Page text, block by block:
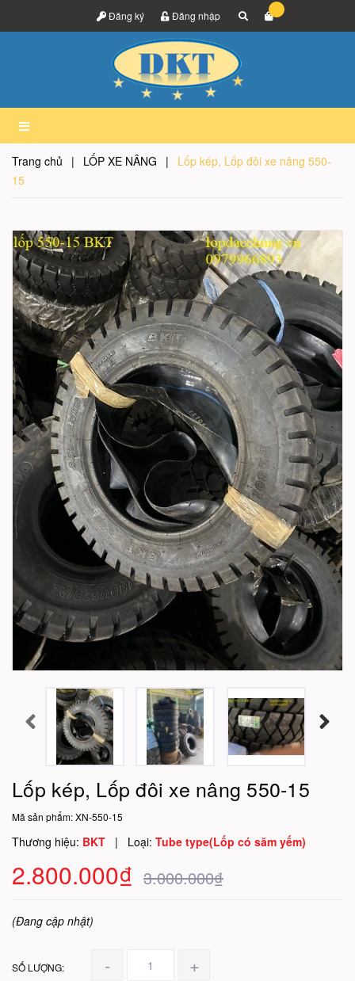
Đăng ký Đăng nhập
Trang chủ | LỐP XE NÂNG |
Lốp kép, Lốp đôi xe nâng 550-
15
Lốp kép, Lốp đôi xe nâng 550-15
Mã sản phẩm:XN-550-15
Thương hiệu: BKT | Loại: Tube type(Lốp có săm yếm)
2.800.000₫ 3.000.000₫
(Đang cập nhật)
SỐ LƯỢNG: - +